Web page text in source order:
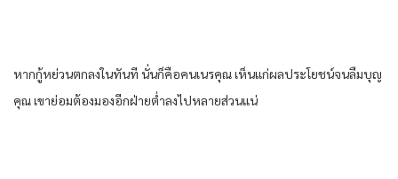
หาก​กู้​หย่วน​ตกลง​ในทันที​ นั่น​ก็​คือ​คน​เนรคุณ​ เห็นแก่​ผลประโยชน์​จน​ลืม​บุญ
คุณ​ เขา​ย่อม​ต้อง​มอง​อีก​ฝ่าย​ต่ำ​ลง​ไปหลาย​ส่วน​แน่​